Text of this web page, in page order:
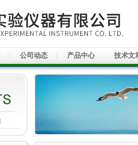
公司动态 产品中心 技术文